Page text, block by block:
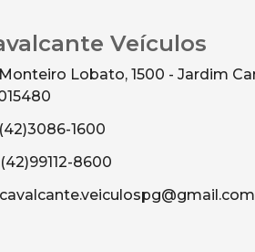
Veículos
Monteiro Lobato, 1500 - Jardim
(42)3086-1600
(42)99112-8600
cavalcante.veiculospg@gmail.com